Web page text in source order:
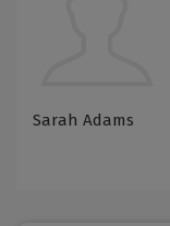
Sarah Adams